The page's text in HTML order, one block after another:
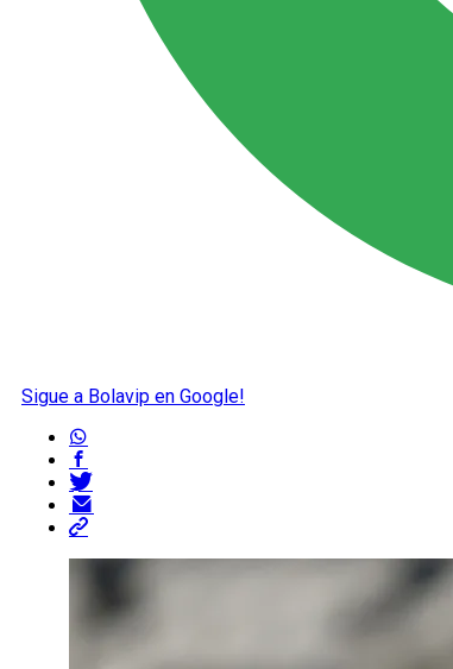
Sigue a Bolavip en Google!